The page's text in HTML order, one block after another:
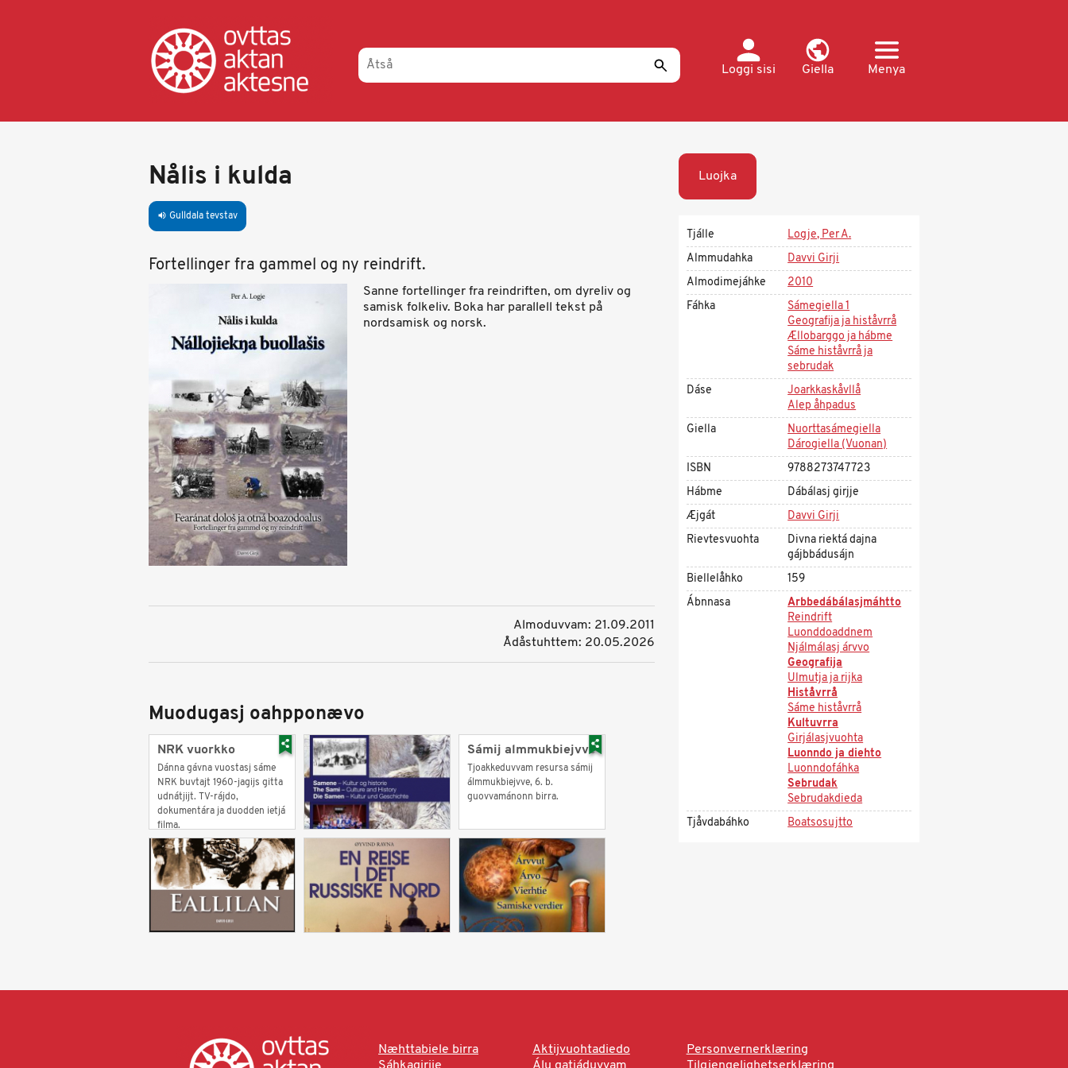
Loggi sisi
Giella Menya
Nålis i kulda
volume_up Gulldala tevstav
Fortellinger fra gammel og ny reindrift.
Sanne fortellinger fra reindriften, om dyreliv og
samisk folkeliv. Boka har parallell tekst på
nordsamisk og norsk.
Almoduvvam: 21.09.2011
Ådåstuhttem: 20.05.2026
Muodugasj oahpponævo
NRK vuorkko
Dánna gávna vuostasj sáme
NRK buvtajt 1960-jagijs gitta
udnátjijt. TV-rájdo,
dokumentára ja duodden ietjá
filma.
Sámij almmukbiejvve
Tjoakkeduvvam resursa sámij
álmmukbiejvve, 6. b.
guovvamánonn birra.
Luojka
Tjálle
Logje, Per A.
Almmudahka
Davvi Girji
Almodimejáhke
2010
Fáhka
Sámegiella 1
Geografija ja histåvrrå
Ællobarggo ja hábme
Sáme histåvrrå ja
sebrudak
Dáse
Joarkkaskåvllå
Alep åhpadus
Giella
Nuorttasámegiella
Dárogiella (Vuonan)
ISBN
9788273747723
Hábme
Dábálasj girjje
Æjgát
Davvi Girji
Rievtesvuohta
Divna riektá dajna
gájbbádusájn
Biellelåhko
159
Ábnnasa
Arbbedábálasjmáhtto
Reindrift
Luonddoaddnem
Njálmálasj árvvo
Geografija
Ulmutja ja rijka
Histåvrrå
Sáme histåvrrå
Kultuvrra
Girjálasjvuohta
Luonndo ja diehto
Luonndofáhka
Sebrudak
Sebrudakdieda
Tjåvdabáhko
Boatsosujtto
Næhttabiele birra Aktijvuohtadiedo
Personvernerklæring